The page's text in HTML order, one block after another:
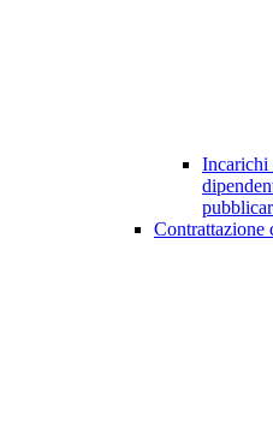
Incarichi
Contrattazione